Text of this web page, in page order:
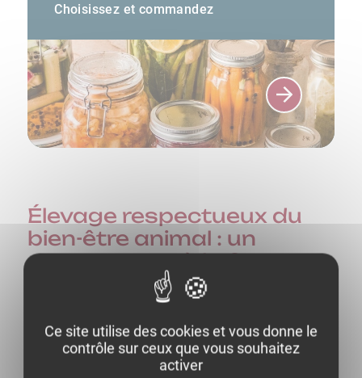
Choisissez et commandez
Élevage respectueux du
bien-être animal : un
engagement à la ferme
Benjamin Boidron
minimiser notre impact sur l'environnement et la
transparence dans les relations avec nos clients.
Nos animaux sont nourris avec les céréales, le foin
Ce site utilise des cookies et vous donne le
contrôle sur ceux que vous souhaitez
activer